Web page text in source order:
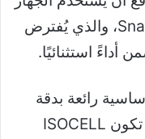
حصريًا معالج Snapdragon 8 Gen 3، والذي يُفترض
رائعة بدقة
200 ميجابكسل، من المحتمل أن تكون ISOCELL